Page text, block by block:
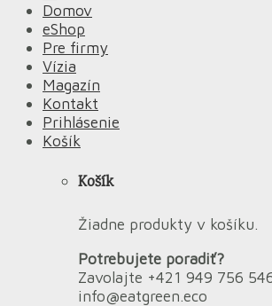
Domov
eShop
Pre firmy
Vízia
Magazín
Kontakt
Prihlásenie
Košík
Košík
Žiadne produkty v košíku.
Potrebujete poradiť?
Zavolajte +421 949 756
info@eatgreen.eco